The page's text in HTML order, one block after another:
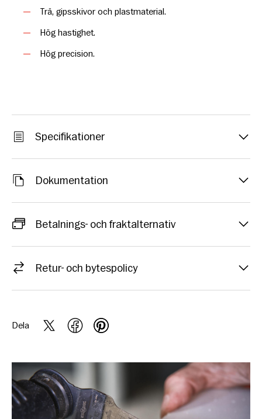
Trä, gipsskivor och plastmaterial.
Hög hastighet.
Hög precision.
Specifikationer
Dokumentation
Betalnings- och fraktalternativ
Retur- och bytespolicy
Dela